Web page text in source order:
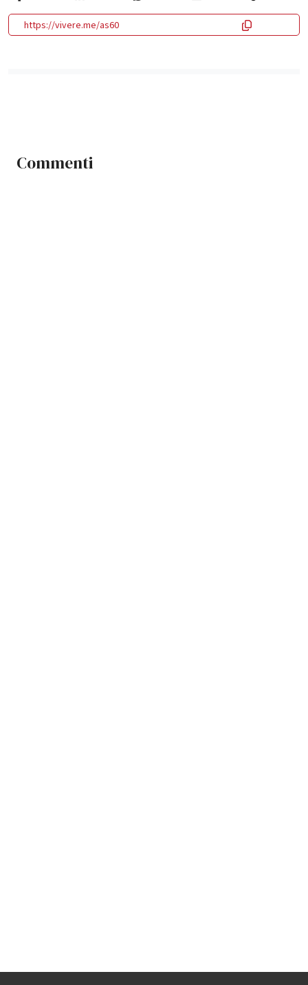
https://vivere.me/as60
Commenti